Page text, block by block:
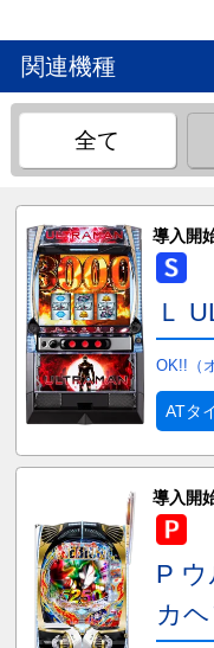
関連機種
全て
導入開
Ｌ
OK!!（
ATタ
導入開
P
カ